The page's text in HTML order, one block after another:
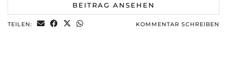
BEITRAG ANSEHEN
TEILEN: KOMMENTAR SCHREIBEN